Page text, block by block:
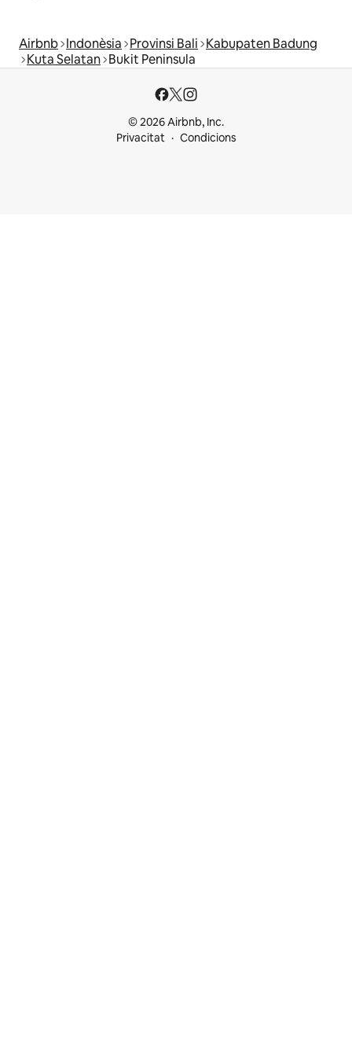
Airbnb Indonèsia Provinsi Bali Kabupaten Badung
Kuta Selatan Bukit Peninsula
© 2026 Airbnb, Inc.
Privacitat
Condicions